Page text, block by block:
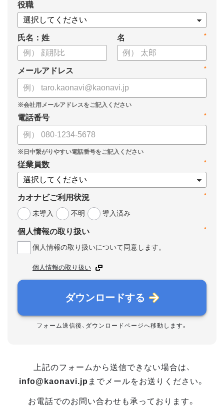
役職
氏名：姓 *
名
*
メールアドレス
*
電話番号
*
従業員数
*
カオナビご利用状況
未導入
不明 導入済み
*
個人情報の取り扱い
個人情報の取り扱いについて同意します。
個人情報の取り扱い
ダウンロードする
フォーム送信後、ダウンロードページへ移動します。
上記のフォームから送信できない場合は、
info@kaonavi.jp までメールをお送りください。
お電話でのお問い合わせも承っております。